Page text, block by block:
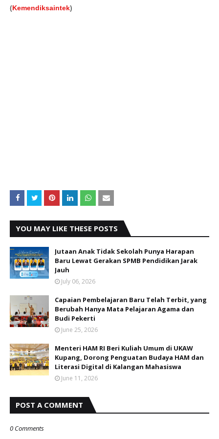
(Kemendiksaintek)
YOU MAY LIKE THESE POSTS
Jutaan Anak Tidak Sekolah Punya Harapan
Baru Lewat Gerakan SPMB Pendidikan Jarak
Jauh
July 06, 2026
Capaian Pembelajaran Baru Telah Terbit, yang
Berubah Hanya Mata Pelajaran Agama dan
Budi Pekerti
June 25, 2026
Menteri HAM RI Beri Kuliah Umum di UKAW
Kupang, Dorong Penguatan Budaya HAM dan
Literasi Digital di Kalangan Mahasiswa
June 11, 2026
POST A COMMENT
0 Comments